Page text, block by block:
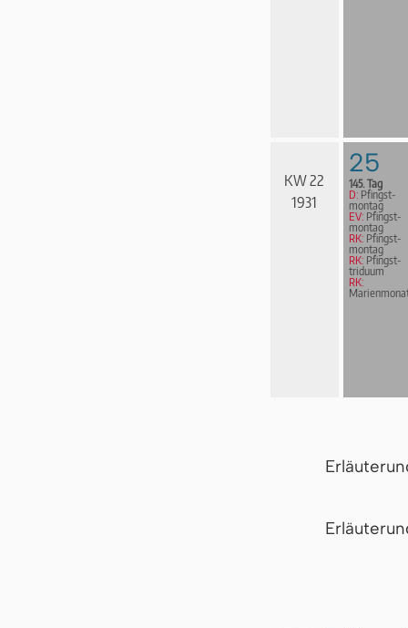
KW 22
1931
25
145. Tag
D: Pfingst­
mon­tag
EV: Pfingst­
mon­tag
RK: Pfingst­
mon­tag
RK: Pfingst­
tri­du­um
RK: